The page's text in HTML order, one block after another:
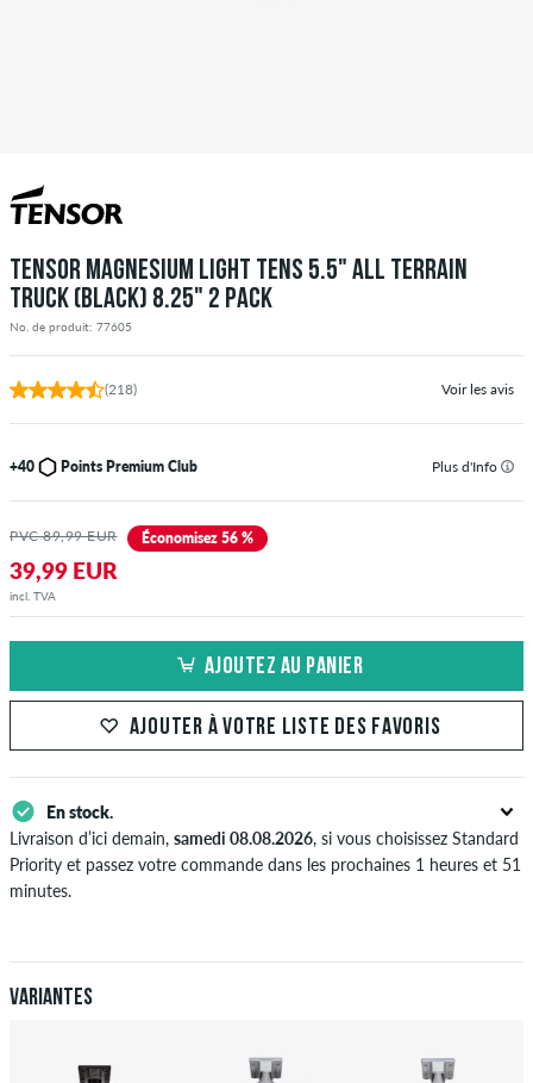
TENSOR MAGNESIUM LIGHT TENS 5.5" ALL TERRAIN
TRUCK (BLACK) 8.25" 2 PACK
No. de produit: 77605
(218) Voir les avis
+40 Points Premium Club Plus d'Info
PVC 89,99 EUR Économisez 56 %
39,99 EUR
incl. TVA
AJOUTEZ AU PANIER
AJOUTER À VOTRE LISTE DES FAVORIS
En stock.
Livraison d’ici demain, samedi 08.08.2026, si vous choisissez Standard
Priority et passez votre commande dans les prochaines 1 heures et 51
minutes.
Paiement.
Variantes